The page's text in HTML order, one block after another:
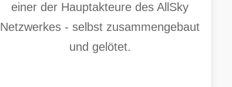
einer der Hauptakteure des AllSky
Netzwerkes - selbst zusammengebaut
und gelötet.